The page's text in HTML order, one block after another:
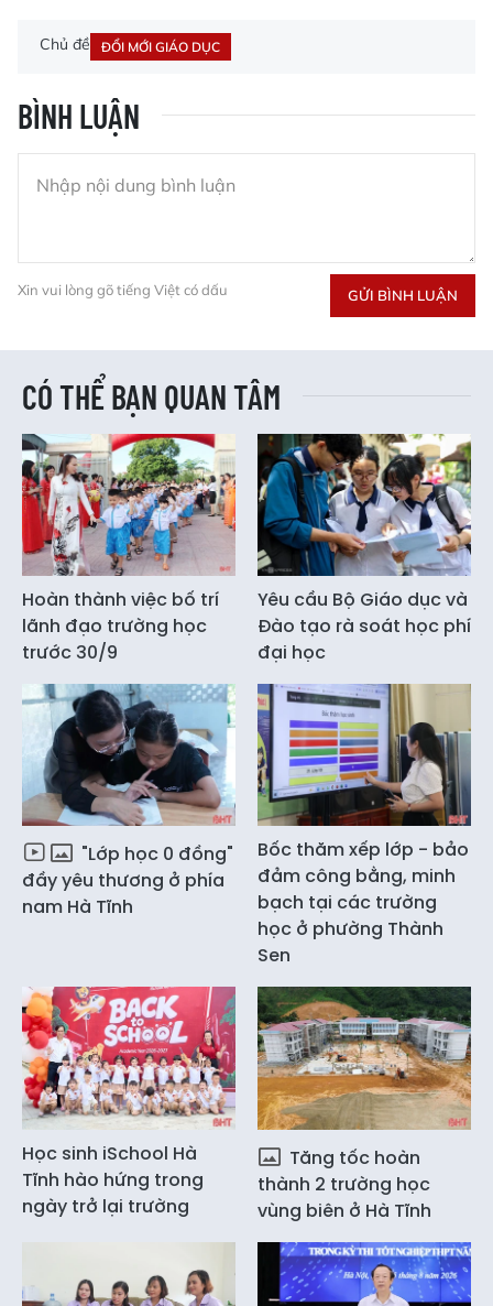
Chủ đề ĐỔI MỚI GIÁO DỤC
BÌNH LUẬN
Xin vui lòng gõ tiếng Việt có dấu GỬI BÌNH LUẬN
CÓ THỂ BẠN QUAN TÂM
Hoàn thành việc bố trí
lãnh đạo trường học
trước 30/9
Yêu cầu Bộ Giáo dục và
Đào tạo rà soát học phí
đại học
"Lớp học 0 đồng"
đầy yêu thương ở phía
nam Hà Tĩnh
Bốc thăm xếp lớp - bảo
đảm công bằng, minh
bạch tại các trường
học ở phường Thành
Sen
Học sinh iSchool Hà
Tĩnh hào hứng trong
ngày trở lại trường
Tăng tốc hoàn
thành 2 trường học
vùng biên ở Hà Tĩnh